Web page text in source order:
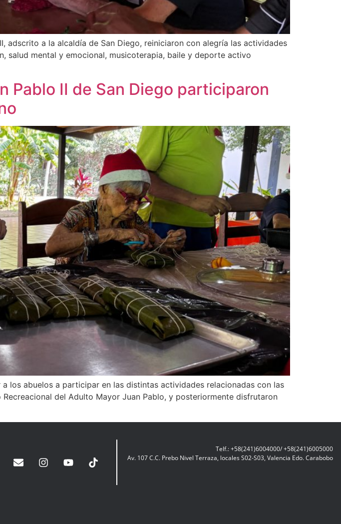
adscrito a la alcaldía de San Diego, reiniciaron con alegría las actividades
salud mental y emocional, musicoterapia, baile y deporte activo
Pablo II de San Diego participaron
los abuelos a participar en las distintas actividades relacionadas con las
del Adulto Mayor Juan Pablo, y posteriormente disfrutaron
Telf.: +58(241)6004000/ +58(241)6005000
Av. 107 C.C. Prebo Nivel Terraza, locales S02-S03, Valencia Edo. Carabobo